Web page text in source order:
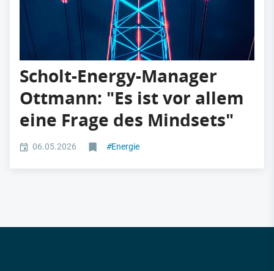
Scholt-Energy-Manager
Ottmann: "Es ist vor allem
eine Frage des Mindsets"
06.05.2026 #Energie